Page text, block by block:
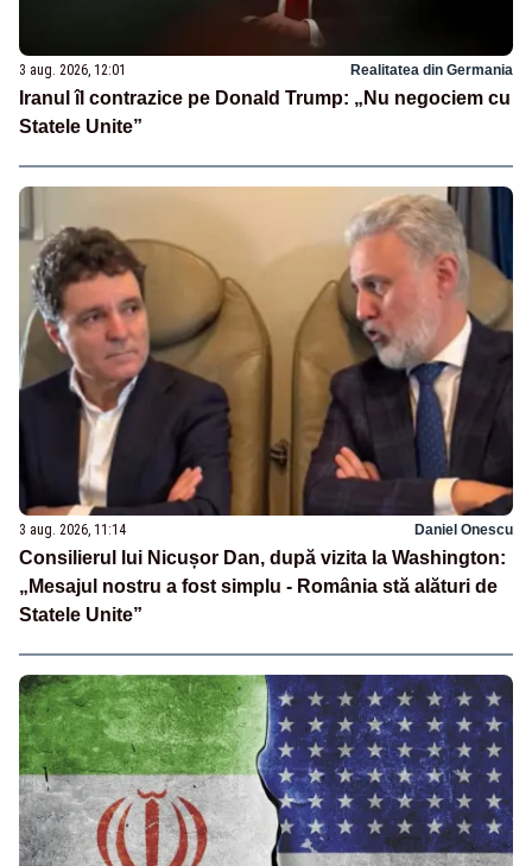
3 aug. 2026, 12:01 Realitatea din Germania
Iranul îl contrazice pe Donald Trump: „Nu negociem cu
Statele Unite”
3 aug. 2026, 11:14 Daniel Onescu
Consilierul lui Nicușor Dan, după vizita la Washington:
„Mesajul nostru a fost simplu - România stă alături de
Statele Unite”